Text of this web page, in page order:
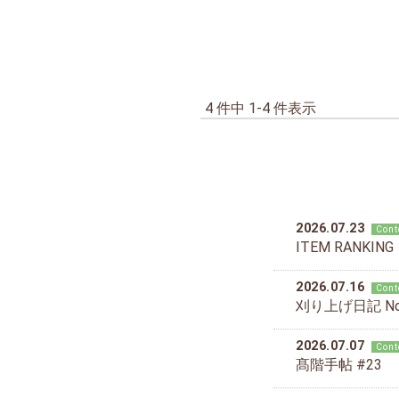
4 件中 1-4 件表示